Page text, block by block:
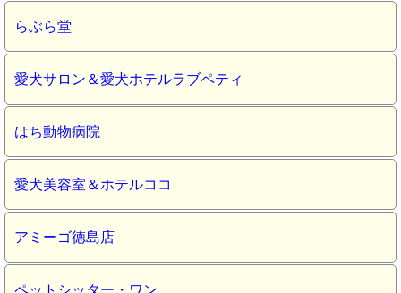
らぶら堂
愛犬サロン＆愛犬ホテルラブペティ
はち動物病院
愛犬美容室＆ホテルココ
アミーゴ徳島店
ペットシッター・ワン